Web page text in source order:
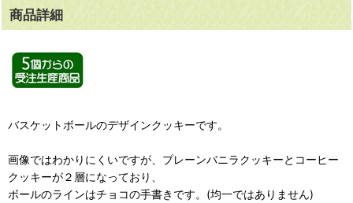
商品詳細
バスケットボールのデザインクッキーです。
画像ではわかりにくいですが、プレーンバニラクッキーとコーヒー
クッキーが２層になっており、
ボールのラインはチョコの手書きです。(均一ではありません)